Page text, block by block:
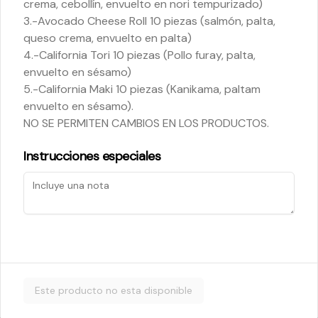
$5.200
Cheese Roll
$5.200
$5.800
crema, cebollín, envuelto en nori tempurizado)
3.-Avocado Cheese Roll 10 piezas (salmón, palta,
queso crema, envuelto en palta)
4.-California Tori 10 piezas (Pollo furay, palta,
envuelto en sésamo)
5.-California Maki 10 piezas (Kanikama, paltam
envuelto en sésamo).
NO SE PERMITEN CAMBIOS EN LOS PRODUCTOS.
Instrucciones especiales
Este producto no esta disponible